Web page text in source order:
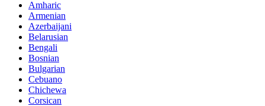
Amharic
Armenian
Azerbaijani
Belarusian
Bengali
Bosnian
Bulgarian
Cebuano
Chichewa
Corsican